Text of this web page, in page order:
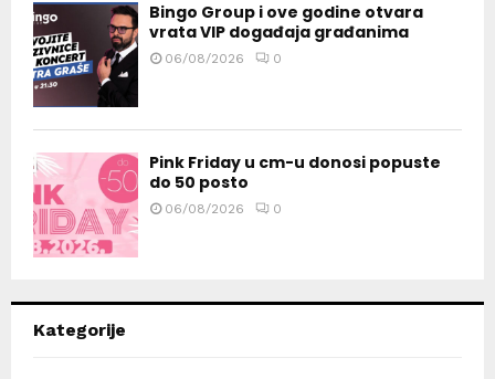
Bingo Group i ove godine otvara
vrata VIP događaja građanima
06/08/2026 0
Pink Friday u cm-u donosi popuste
do 50 posto
06/08/2026 0
Kategorije